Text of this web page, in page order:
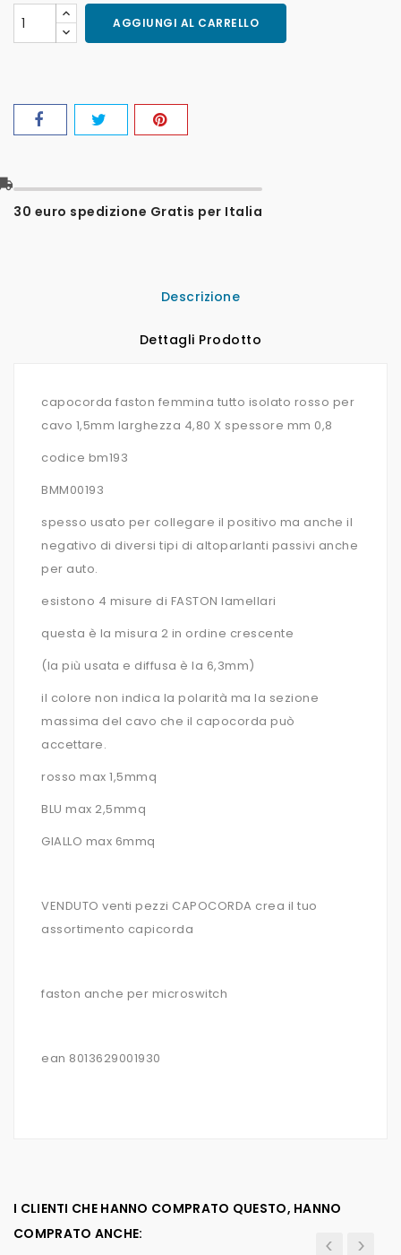
AGGIUNGI AL CARRELLO
30 euro spedizione Gratis per Italia
Descrizione
Dettagli Prodotto
capocorda faston femmina tutto isolato rosso per
cavo 1,5mm larghezza 4,80 X spessore mm 0,8
codice bm193
BMM00193
spesso usato per collegare il positivo ma anche il
negativo di diversi tipi di altoparlanti passivi anche
per auto.
esistono 4 misure di FASTON lamellari
questa è la misura 2 in ordine crescente
(la più usata e diffusa è la 6,3mm)
il colore non indica la polarità ma la sezione
massima del cavo che il capocorda può
accettare.
rosso max 1,5mmq
BLU max 2,5mmq
GIALLO max 6mmq
VENDUTO venti pezzi CAPOCORDA crea il tuo
assortimento capicorda
faston anche per microswitch
ean 8013629001930
I CLIENTI CHE HANNO COMPRATO QUESTO, HANNO
COMPRATO ANCHE: